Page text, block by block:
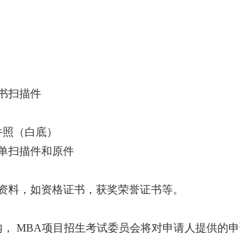
扫描件
（白底）
扫描件和原件
，如资格证书，获奖荣誉证书等。
MBA项目招生考试委员会将对申请人提供的